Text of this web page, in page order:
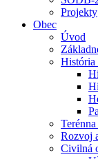
Projekty
Obec
Úvod
História
Rozvoj
Civilná